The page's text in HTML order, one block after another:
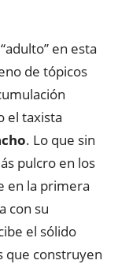
en esta
de tópicos
el taxista
. Lo que sin
pulcro en los
en la primera
con su
el sólido
que construyen